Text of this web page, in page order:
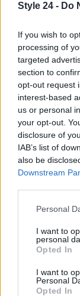
Style 24 - Do
If you wish to
processing of
targeted
section to
opt-out request
interest-based
us or personal
your opt-out.
disclosure of
IAB’s list of
also be
Downstream
Please note
not limited to
grant or deny
use your data
consent section.
Personal
I want to
personal
Opted In
I want to
Personal
Opted In